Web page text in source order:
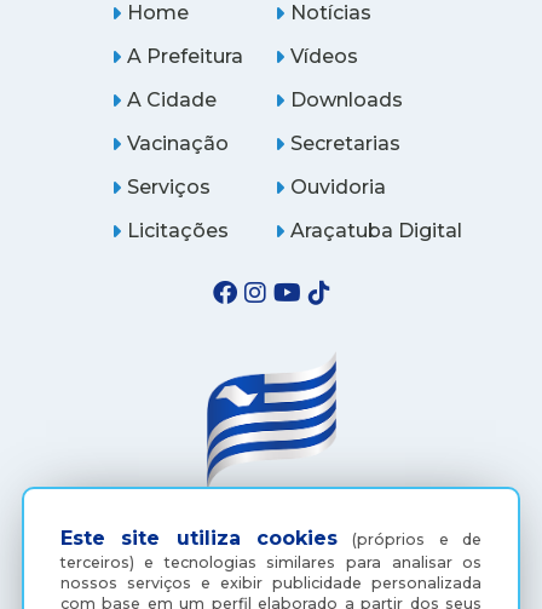
Este site utiliza cookies (próprios e de
terceiros) e tecnologias similares para analisar os
nossos serviços e exibir publicidade personalizada
com base em um perfil elaborado a partir dos seus
Home
A Prefeitura
A Cidade
Notícias
Vídeos
Downloads
Vacinação
Serviços
Licitações
Secretarias
Ouvidoria
Araçatuba Digital
(18) 3607-6500